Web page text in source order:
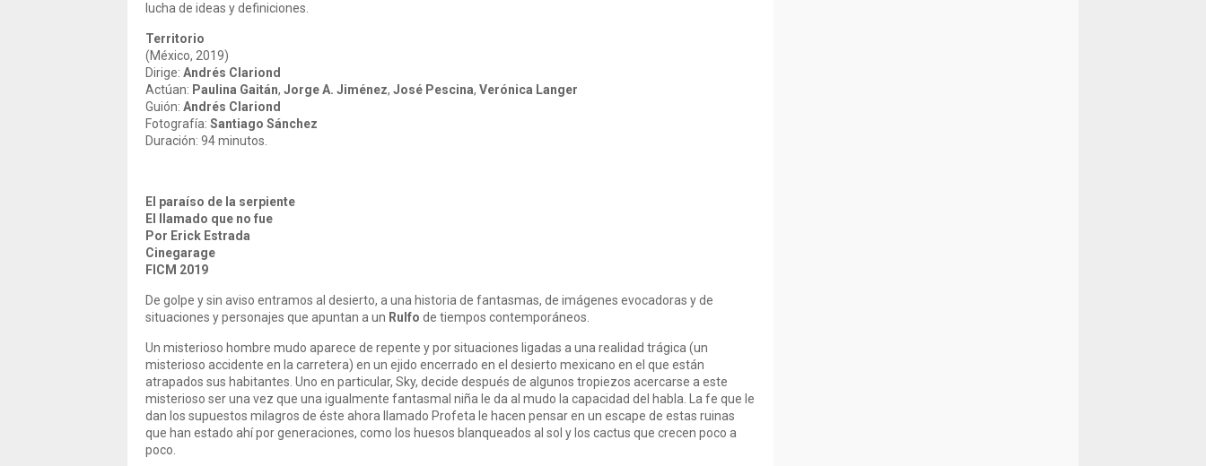
lucha de ideas y definiciones.
Territorio
(México, 2019)
Dirige: Andrés Clariond
Actúan: Paulina Gaitán, Jorge A. Jiménez, José Pescina, Verónica Langer
Guión: Andrés Clariond
Fotografía: Santiago Sánchez
Duración: 94 minutos.
El paraíso de la serpiente
El llamado que no fue
Por Erick Estrada
Cinegarage
FICM 2019
De golpe y sin aviso entramos al desierto, a una historia de fantasmas, de imágenes evocadoras y de
situaciones y personajes que apuntan a un Rulfo de tiempos contemporáneos.
Un misterioso hombre mudo aparece de repente y por situaciones ligadas a una realidad trágica (un
misterioso accidente en la carretera) en un ejido encerrado en el desierto mexicano en el que están
atrapados sus habitantes. Uno en particular, Sky, decide después de algunos tropiezos acercarse a este
misterioso ser una vez que una igualmente fantasmal niña le da al mudo la capacidad del habla. La fe que le
dan los supuestos milagros de éste ahora llamado Profeta le hacen pensar en un escape de estas ruinas
que han estado ahí por generaciones, como los huesos blanqueados al sol y los cactus que crecen poco a
poco.